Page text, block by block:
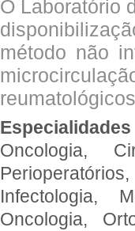
O Laboratório
método não
reumatológicos
Oncologia,
Infectologia,
Oncologia,